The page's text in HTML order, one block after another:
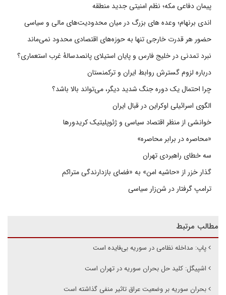
پیمان دفاعی مکه؛ نظم امنیتی جدید منطقه
اندی برنهام؛ وعده های بزرگ در میان محدودیت‌های مالی و سیاسی
حضور هر قدرت خارجی تنها به حوزه‌های اقتصادی محدود نمی‌ماند
نبرد تمدنی در خلیج فارس و پایان استیلای پانصدسالۀ غرب استعماری؟
درباره لزوم گسترش روابط ایران و ترکمنستان
چرا احتمال یک دوره جنگ شدید دیگر، می‌تواند بالا باشد؟
الگوی اسرائیلی اوکراین در قبال ایران
خوانشی از منظر اقتصاد سیاسی و ژئوپلیتیک کریدورها
«محاصره در برابر محاصره»
سه خطای راهبردی تهران
گذار خزر از «حاشیه امن» به «فضای بازدارندگی متراکم
ترامپ گرفتار در شن‌زار سیاسی
مطالب مرتبط
پاپ: مداخله نظامی در سوریه بی‌فایده است
اشپیگل: کلید حل بحران سوریه در تهران است
بحران سوریه بر وضعیت عراق تاثیر منفی گذاشته است